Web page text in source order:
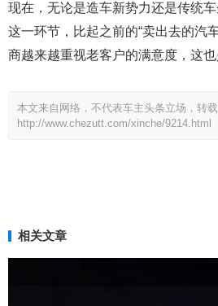
现在，无论是造车新势力还是传统
这一环节，比起之前的“卖出去的汽
商越来越重视老客户的满意度，这也
本文来自网络，不代表车主头条立场，转载
http://www.chezutt.com/xinche/9214.html
相关文章